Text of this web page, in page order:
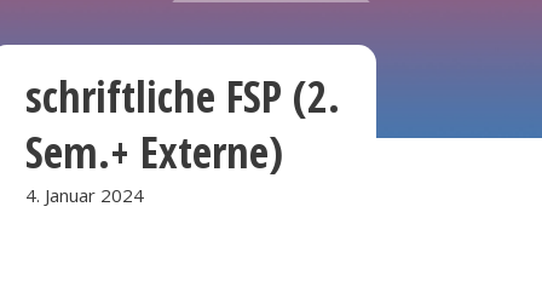
schriftliche FSP (2.
Sem.+ Externe)
4. Januar 2024